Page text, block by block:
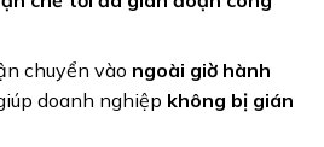
chuyển vào ngoài giờ hành
doanh nghiệp không bị gián